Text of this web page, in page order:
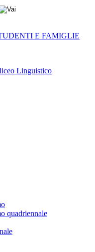
E FAMIGLIE
Linguistico
quadriennale